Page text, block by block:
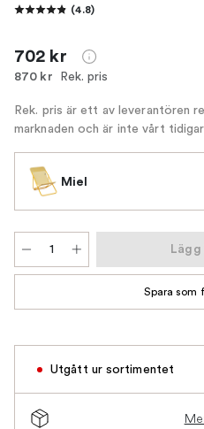
(4.8)
702 kr
870 kr Rek. pris
Rek. pris är ett av leverantören
marknaden och är inte vårt
Miel
Spara som
Utgått ur sortimentet